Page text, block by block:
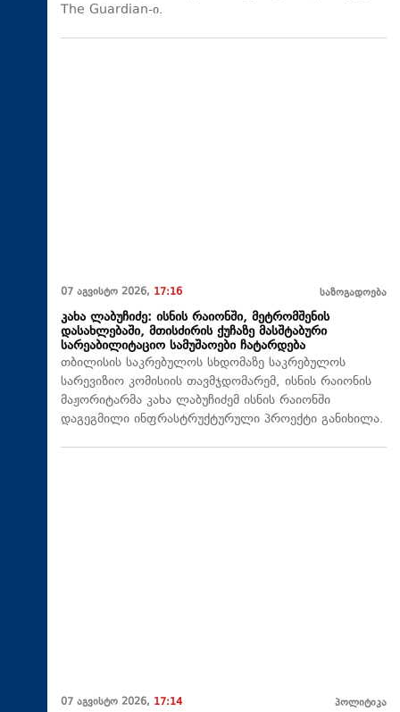
The Guardian-ი.
07 აგვისტო 2026, 17:16 საზოგადოება
კახა ლაბუჩიძე: ისნის რაიონში, მეტრომშენის
დასახლებაში, მთისძირის ქუჩაზე მასშტაბური
სარეაბილიტაციო სამუშაოები ჩატარდება
თბილისის საკრებულოს სხდომაზე საკრებულოს
სარევიზიო კომისიის თავმჯდომარემ, ისნის რაიონის
მაჟორიტარმა კახა ლაბუჩიძემ ისნის რაიონში
დაგეგმილი ინფრასტრუქტურული პროექტი განიხილა.
07 აგვისტო 2026, 17:14 პოლიტიკა